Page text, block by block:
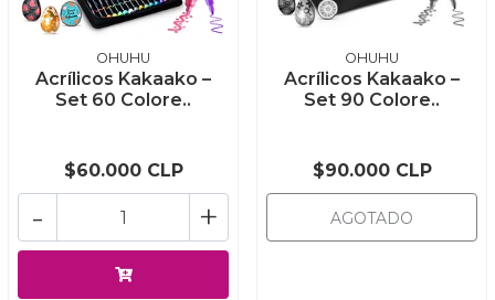
OHUHU
Acrílicos Kakaako –
Set 60 Colore..
$60.000 CLP
+
-
OHUHU
Acrílicos Kakaako –
Set 90 Colore..
$90.000 CLP
AGOTADO